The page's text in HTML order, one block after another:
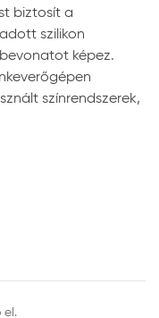
biztosít a
szilikon
képez.
színrendszerek,
el.